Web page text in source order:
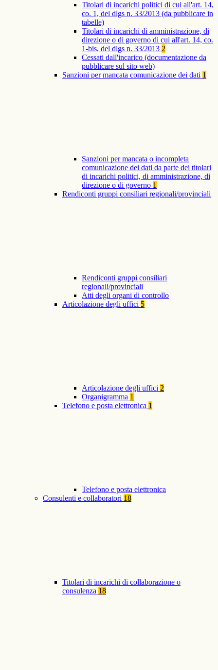
Titolari di incarichi politici di cui all'art. 14,
co. 1, del dlgs n. 33/2013 (da pubblicare in
tabelle)
Titolari di incarichi di amministrazione, di
direzione o di governo di cui all'art. 14, co.
1-bis, del dlgs n. 33/2013 2
Cessati dall'incarico (documentazione da
pubblicare sul sito web)
Sanzioni per mancata comunicazione dei dati 1
Sanzioni per mancata o incompleta
comunicazione dei dati da parte dei titolari
di incarichi politici, di amministrazione, di
direzione o di governo 1
Rendiconti gruppi consiliari regionali/provinciali
Rendiconti gruppi consiliari
regionali/provinciali
Atti degli organi di controllo
Articolazione degli uffici 5
Articolazione degli uffici 2
Organigramma 1
Telefono e posta elettronica 1
Telefono e posta elettronica
Consulenti e collaboratori 18
Titolari di incarichi di collaborazione o
consulenza 18